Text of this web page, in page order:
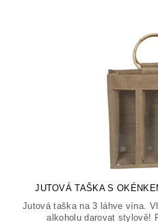
JUTOVÁ TAŠKA S
Jutová taška na 3 láhve vína.
alkoholu darovat stylově!